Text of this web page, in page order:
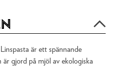
är ett spännande
gjord på mjöl av ekologiska